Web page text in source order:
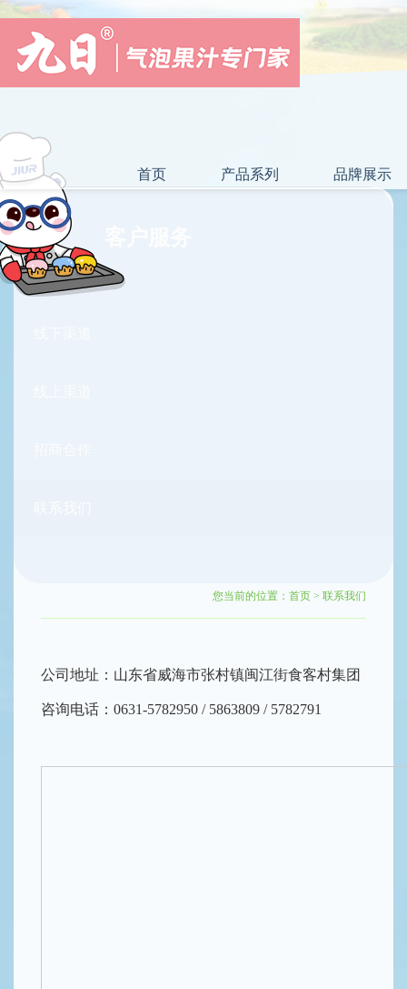
首页 产品系列 品牌展示
您当前的位置： 首页 > 联系我们
公司地址：山东省威海市张村镇闽江街食客村集团
咨询电话：0631-5782950 / 5863809 / 5782791